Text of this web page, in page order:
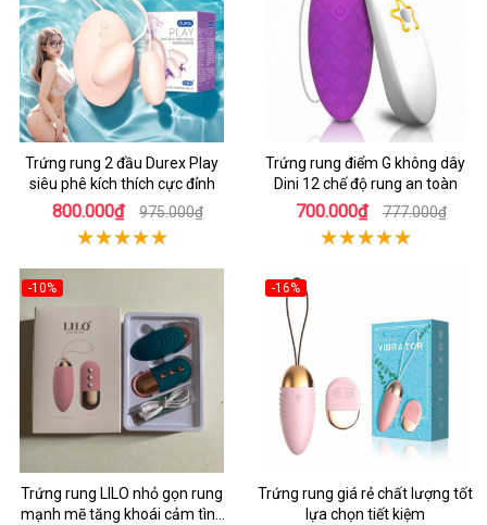
Trứng rung 2 đầu Durex Play
siêu phê kích thích cực đỉnh
800.000₫ 975.000₫
Trứng rung điểm G không dây
Dini 12 chế độ rung an toàn
700.000₫ 777.000₫
-10%
Trứng rung LILO nhỏ gọn rung
mạnh mẽ tăng khoái cảm tình
-16%
Trứng rung giá rẻ chất lượng tốt
lựa chọn tiết kiệm